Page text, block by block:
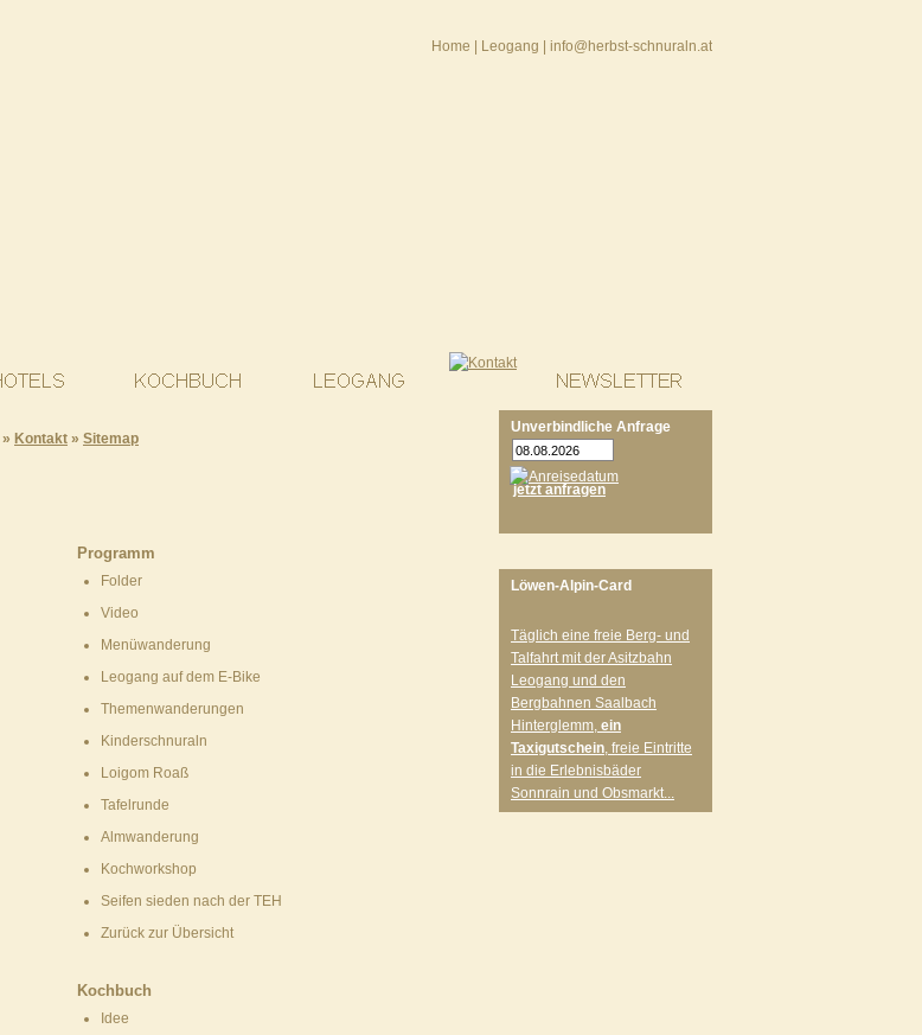
Home Leogang info@herbst-schnuraln.at
Unverbindliche Anfrage
jetzt anfragen
Löwen-Alpin-Card
Täglich eine freie Berg- und
Talfahrt mit der Asitzbahn
Leogang und den
Bergbahnen Saalbach
Hinterglemm, ein
Taxigutschein, freie Eintritte
in die Erlebnisbäder
Sonnrain und Obsmarkt...
» Kontakt » Sitemap
Programm
Folder
Video
Menüwanderung
Leogang auf dem E-Bike
Themenwanderungen
Kinderschnuraln
Loigom Roaß
Tafelrunde
Almwanderung
Kochworkshop
Seifen sieden nach der TEH
Zurück zur Übersicht
Kochbuch
Idee